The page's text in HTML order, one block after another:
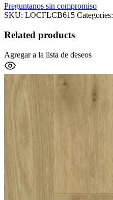
Preguntanos sin compromiso
SKU: LOCFLCB615 Categories:
Related products
Agregar a la lista de deseos